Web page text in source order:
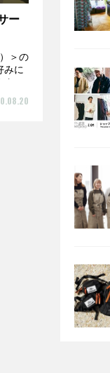
ー
＞の
みに
...